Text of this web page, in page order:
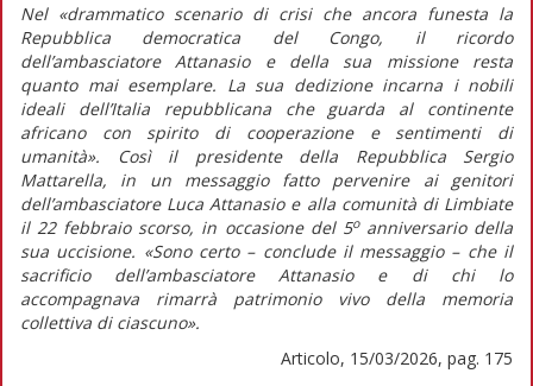
Nel «drammatico scenario di crisi che ancora funesta la
Repubblica democratica del Congo, il ricordo
dell’ambasciatore Attanasio e della sua missione resta
quanto mai esemplare. La sua dedizione incarna i nobili
ideali dell’Italia repubblicana che guarda al continente
africano con spirito di cooperazione e sentimenti di
umanità». Così il presidente della Repubblica Sergio
Mattarella, in un messaggio fatto pervenire ai genitori
dell’ambasciatore Luca Attanasio e alla comunità di Limbiate
il 22 febbraio scorso, in occasione del 5oanniversario della
sua uccisione. «Sono certo – conclude il messaggio – che il
sacrificio dell’ambasciatore Attanasio e di chi lo
accompagnava rimarrà patrimonio vivo della memoria
collettiva di ciascuno».
Articolo, 15/03/2026, pag. 175